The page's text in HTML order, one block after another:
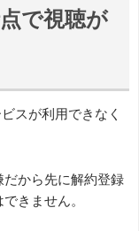
で視聴が
スが利用できなく
だから先に解約登録
きません。